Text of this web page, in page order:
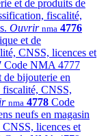
et de produits de
fiscalité,
Ouvrir nma 4776
et de
CNSS, licences et
Code NMA 4777
de bijouterie en
fiscalité, CNSS,
nma 4778 Code
neufs en magasin
licences et